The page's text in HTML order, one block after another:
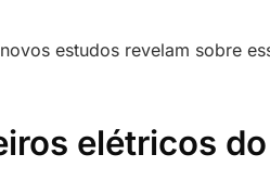
estudos revelam sobre
elétricos